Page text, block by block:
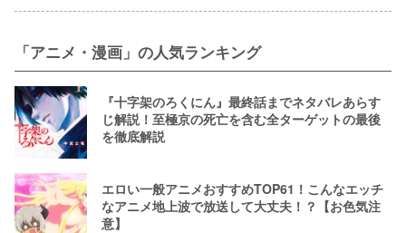
「アニメ・漫画」の人気ランキング
『十字架のろくにん』最終話までネタバレあらす
じ解説！至極京の死亡を含む全ターゲットの最後
を徹底解説
エロい一般アニメおすすめTOP61！こんなエッチ
なアニメ地上波で放送して大丈夫！？【お色気注
意】